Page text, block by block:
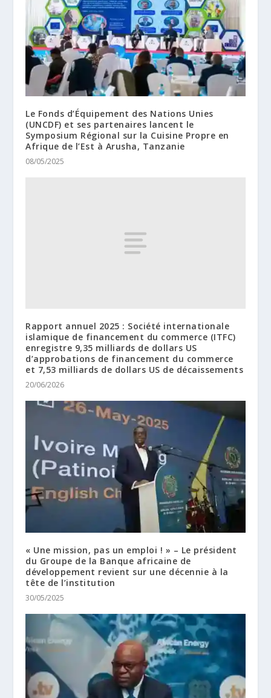
Le Fonds d’Équipement des Nations Unies
(UNCDF) et ses partenaires lancent le
Symposium Régional sur la Cuisine Propre en
Afrique de l’Est à Arusha, Tanzanie
08/05/2025
Rapport annuel 2025 : Société internationale
islamique de financement du commerce (ITFC)
enregistre 9,35 milliards de dollars US
d’approbations de financement du commerce
et 7,53 milliards de dollars US de décaissements
20/06/2026
« Une mission, pas un emploi ! » – Le président
du Groupe de la Banque africaine de
développement revient sur une décennie à la
tête de l’institution
30/05/2025